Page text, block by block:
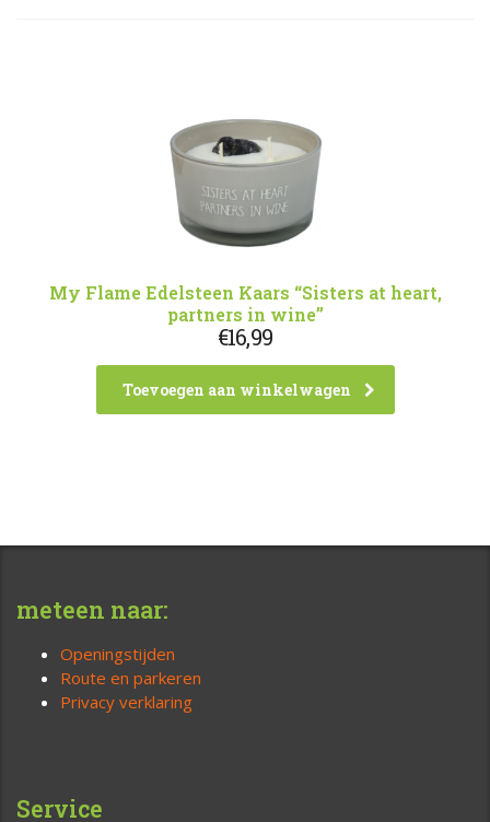
My Flame Edelsteen Kaars “Sisters at heart,
partners in wine”
€16,99
Toevoegen aan winkelwagen
meteen naar:
Openingstijden
Route en parkeren
Privacy verklaring
Service